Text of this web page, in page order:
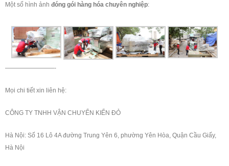
Một số hình ảnh đóng gói hàng hóa chuyên nghiệp:
————————-
Mọi chi tiết xin liên hệ:
CÔNG TY TNHH VẬN CHUYỂN KIẾN ĐỎ
Hà Nội: Số 16 Lô 4A đường Trung Yên 6, phường Yên Hòa, Quận Cầu Giấy,
Hà Nội